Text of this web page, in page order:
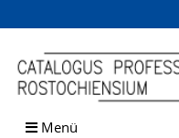
Browsen
direkt zum Inhalt
Menü